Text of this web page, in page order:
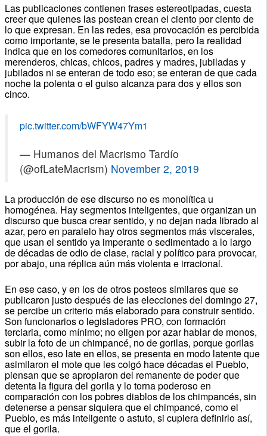
Las publicaciones contienen frases estereotipadas, cuesta
creer que quienes las postean crean el ciento por ciento de
lo que expresan. En las redes, esa provocación es percibida
como importante, se le presenta batalla, pero la realidad
indica que en los comedores comunitarios, en los
merenderos, chicas, chicos, padres y madres, jubiladas y
jubilados ni se enteran de todo eso; se enteran de que cada
noche la polenta o el guiso alcanza para dos y ellos son
cinco.
pic.twitter.com/bWFYW47Ym1
— Humanos del Macrismo Tardío
(@ofLateMacrism) November 2, 2019
La producción de ese discurso no es monolítica u
homogénea. Hay segmentos inteligentes, que organizan un
discurso que busca crear sentido, y no dejan nada librado al
azar, pero en paralelo hay otros segmentos más viscerales,
que usan el sentido ya imperante o sedimentado a lo largo
de décadas de odio de clase, racial y político para provocar,
por abajo, una réplica aún más violenta e irracional.
En ese caso, y en los de otros posteos similares que se
publicaron justo después de las elecciones del domingo 27,
se percibe un criterio más elaborado para construir sentido.
Son funcionarios o legisladores PRO, con formación
terciaria, como mínimo; no eligen por azar hablar de monos,
subir la foto de un chimpancé, no de gorilas, porque gorilas
son ellos, eso late en ellos, se presenta en modo latente que
asimilaron el mote que les colgó hace décadas el Pueblo,
piensan que se apropiaron del remanente de poder que
detenta la figura del gorila y lo torna poderoso en
comparación con los pobres diablos de los chimpancés, sin
detenerse a pensar siquiera que el chimpancé, como el
Pueblo, es más inteligente o astuto, si cupiera definirlo así,
que el gorila.